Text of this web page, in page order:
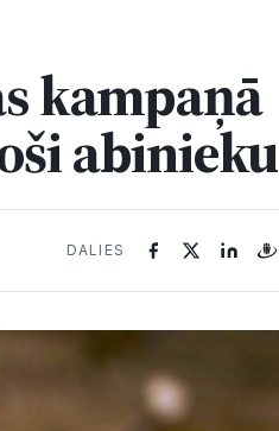
kampaņā
abinieku
DALIES